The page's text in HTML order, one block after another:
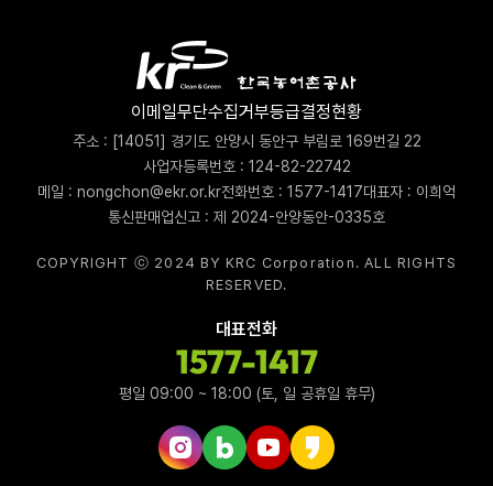
이메일무단수집거부등급결정현황
주소 : [14051] 경기도 안양시 동안구 부림로 169번길 22
사업자등록번호 : 124-82-22742
메일 : nongchon@ekr.or.kr전화번호 : 1577-1417대표자 : 이희억
통신판매업신고 : 제 2024-안양동안-0335호
COPYRIGHT ⓒ 2024 BY KRC Corporation. ALL RIGHTS
RESERVED.
대표전화
1577-1417
평일 09:00 ~ 18:00 (토, 일 공휴일 휴무)
인스타그램 바로가기
네이버블로그 바로가기
유튜브 바로가기
카카오스토리 바로가기